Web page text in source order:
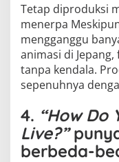
Tetap diproduksi
menerpa
mengganggu
animasi di
tanpa kendala.
sepenuhnya
4. “How Do
Live?”
berbeda-